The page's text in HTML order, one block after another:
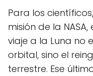
Para los
misión de la
viaje a la Luna no
orbital, sino el
terrestre. Ese